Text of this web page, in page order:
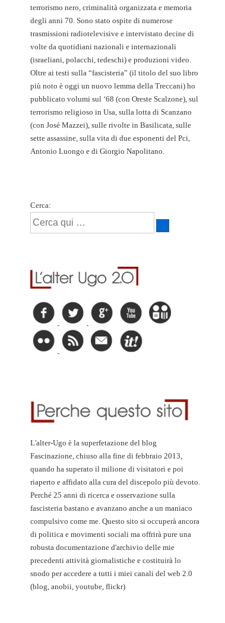
terrorismo nero, criminalità organizzata e memoria
degli anni 70. Sono stato ospite di numerose
trasmissioni radiotelevisive e intervistato decine di
volte da quotidiani nazionali e internazionali
(israeliani, polacchi, tedeschi) e produzioni video.
Oltre ai testi sulla “fascisteria” (il titolo del suo libro
più noto è oggi un nuovo lemma della Treccani) ho
pubblicato volumi sul ‘68 (con Oreste Scalzone), sul
terrorismo religioso in Usa, sulla lotta di Scanzano
(con José Mazzei), sulle rivolte in Basilicata, sulle
sette assassine, sulla vita di due esponenti del Pci,
Antonio Luongo e di Giorgio Napolitano.
Cerca:
L'alter-Ugo è la superfetazione del blog
Fascinazione, chiuso alla fine di febbraio 2013,
quando ha superato il milione di visitatori e poi
riaperto e affidato alla cura del discepolo più devoto.
Perché 25 anni di ricerca e osservazione sulla
fascisteria bastano e avanzano anche a un maniaco
compulsivo come me. Questo sito si occuperà ancora
di politica e movimenti sociali ma offrirà pure una
robusta documentazione d'archivio delle mie
precedenti attività giornalistiche e costituirà lo
snodo per accedere a tutti i miei canali del web 2.0
(blog, anobii, youtube, flickr)